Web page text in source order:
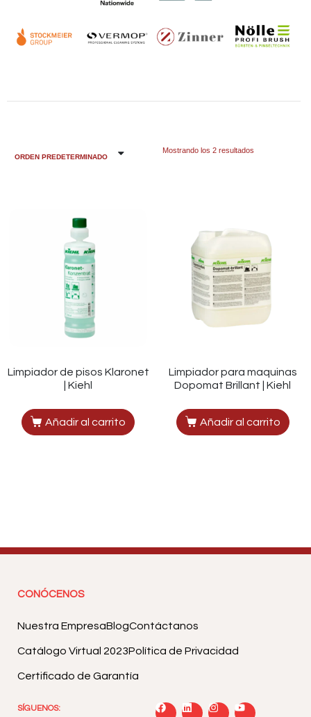
Mostrando los 2 resultados
Limpiador de pisos Klaronet
| Kiehl
Añadir al carrito
Limpiador para maquinas
Dopomat Brillant | Kiehl
Añadir al carrito
CONÓCENOS
Nuestra EmpresaBlogContáctanos
Catálogo Virtual 2023Política de Privacidad
Certificado de Garantía
SÍGUENOS: